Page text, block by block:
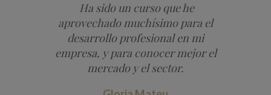
Ha sido un curso que he
aprovechado muchísimo para el
desarrollo profesional en mi
empresa, y para conocer mejor el
mercado y el sector.